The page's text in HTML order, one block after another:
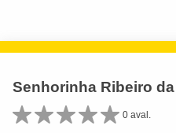
Senhorinha Ribeiro
0 aval.